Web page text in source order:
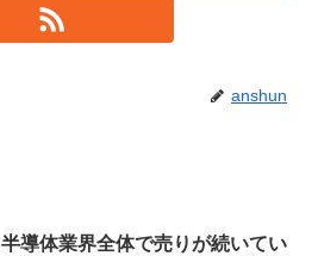
anshun
半導体業界全体で売りが続いてい